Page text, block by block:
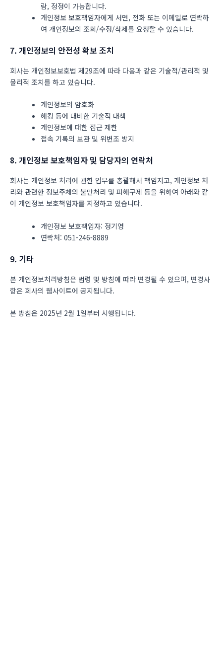
람, 정정이 가능합니다.
개인정보 보호책임자에게 서면, 전화 또는 이메일로 연락하
여 개인정보의 조회/수정/삭제를 요청할 수 있습니다.
7. 개인정보의 안전성 확보 조치
회사는 개인정보보호법 제29조에 따라 다음과 같은 기술적/관리적 및
물리적 조치를 하고 있습니다.
개인정보의 암호화
해킹 등에 대비한 기술적 대책
개인정보에 대한 접근 제한
접속 기록의 보관 및 위변조 방지
8. 개인정보 보호책임자 및 담당자의 연락처
회사는 개인정보 처리에 관한 업무를 총괄해서 책임지고, 개인정보 처
리와 관련한 정보주체의 불만처리 및 피해구제 등을 위하여 아래와 같
이 개인정보 보호책임자를 지정하고 있습니다.
개인정보 보호책임자: 정기영
연락처: 051-246-8889
9. 기타
본 개인정보처리방침은 법령 및 방침에 따라 변경될 수 있으며, 변경사
항은 회사의 웹사이트에 공지됩니다.
본 방침은 2025년 2월 1일부터 시행됩니다.